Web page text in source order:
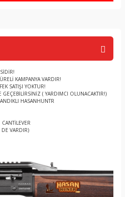
KAMPANYA VARDIR!
SATIŞI YOKTUR!
GEÇEBİLİRSİNİZ ( YARDIMCI OLUNACAKTIR!)
HASANHUNTR
DE VARDIR)